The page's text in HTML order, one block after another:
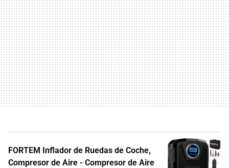
FORTEM Inflador de Ruedas de Coche,
Compresor de Aire - Compresor de Aire